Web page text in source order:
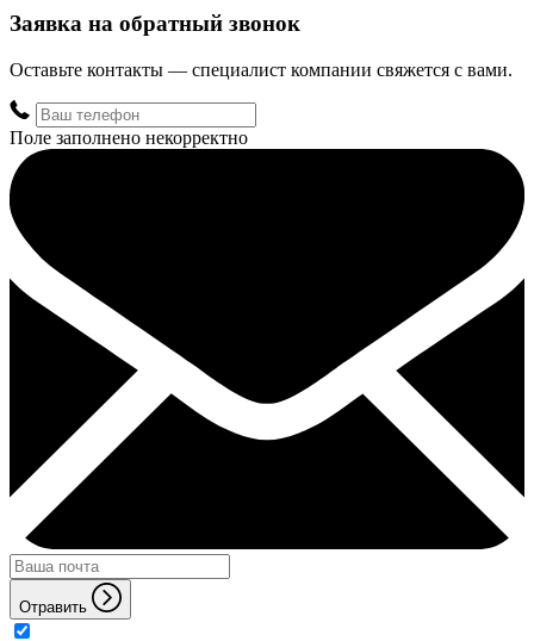
Заявка на обратный звонок
Оставьте контакты — специалист компании свяжется с вами.
Поле заполнено некорректно
Отравить